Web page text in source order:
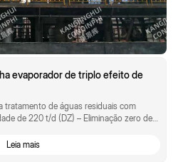
evaporador de triplo efeito de
tratamento de águas residuais com
de 220 t/d (DZ) – Eliminação zero de
Leia mais